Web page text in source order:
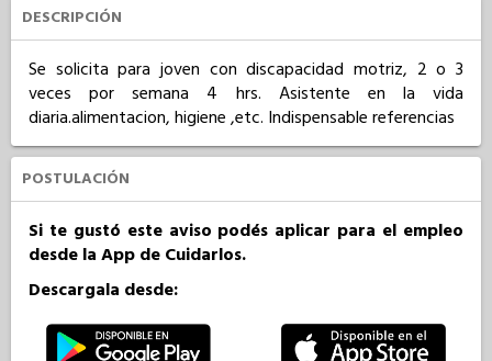
DESCRIPCIÓN
Se solicita para joven con discapacidad motriz, 2 o 3
veces por semana 4 hrs. Asistente en la vida
diaria.alimentacion, higiene ,etc. Indispensable referencias
POSTULACIÓN
Si te gustó este aviso podés aplicar para el empleo
desde la App de Cuidarlos.
Descargala desde: